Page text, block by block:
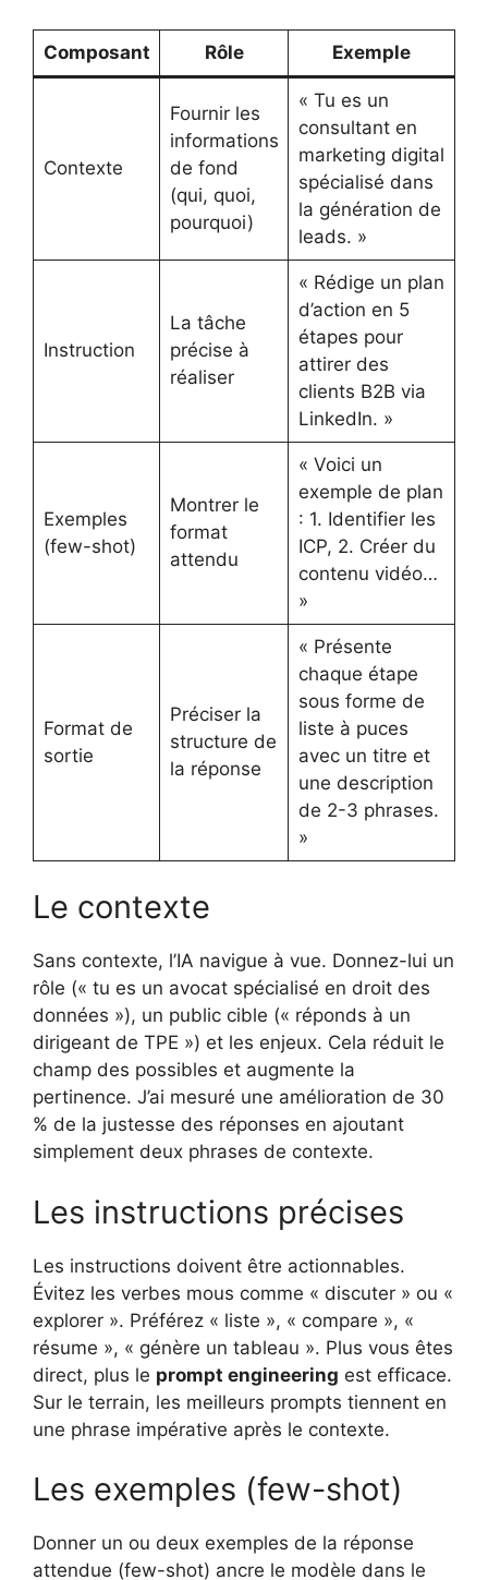
Composant Rôle Exemple
Contexte
Fournir les
informations
de fond
(qui, quoi,
pourquoi)
« Tu es un
consultant en
marketing digital
spécialisé dans
la génération de
leads. »
Instruction
La tâche
précise à
réaliser
« Rédige un plan
d’action en 5
étapes pour
attirer des
clients B2B via
LinkedIn. »
Exemples
(few-shot)
Montrer le
format
attendu
« Voici un
exemple de plan
: 1. Identifier les
ICP, 2. Créer du
contenu vidéo…
»
Format de
sortie
Préciser la
structure de
la réponse
« Présente
chaque étape
sous forme de
liste à puces
avec un titre et
une description
de 2-3 phrases.
»
Le contexte
Sans contexte, l’IA navigue à vue. Donnez-lui un
rôle (« tu es un avocat spécialisé en droit des
données »), un public cible (« réponds à un
dirigeant de TPE ») et les enjeux. Cela réduit le
champ des possibles et augmente la
pertinence. J’ai mesuré une amélioration de 30
% de la justesse des réponses en ajoutant
simplement deux phrases de contexte.
Les instructions précises
Les instructions doivent être actionnables.
Évitez les verbes mous comme « discuter » ou «
explorer ». Préférez « liste », « compare », «
résume », « génère un tableau ». Plus vous êtes
direct, plus le prompt engineering est efficace.
Sur le terrain, les meilleurs prompts tiennent en
une phrase impérative après le contexte.
Les exemples (few-shot)
Donner un ou deux exemples de la réponse
attendue (few-shot) ancre le modèle dans le